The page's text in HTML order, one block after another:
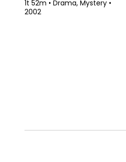
1t 52m • Drama, Mystery •
2002